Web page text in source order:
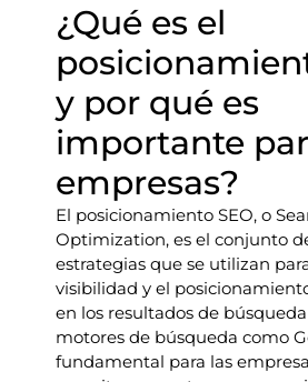
¿Qué es el
y por qué es
importante
empresas?
El posicionamiento SEO, o
Optimization, es el conjunto
estrategias que se utilizan
visibilidad y el
en los resultados de
motores de búsqueda como
fundamental para las